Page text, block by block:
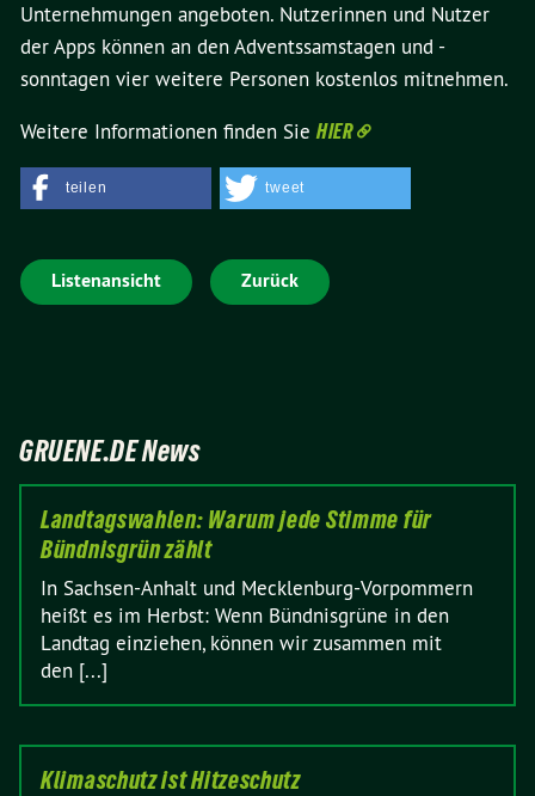
Unternehmungen angeboten. Nutzerinnen und Nutzer
der Apps können an den Adventssamstagen und -
sonntagen vier weitere Personen kostenlos mitnehmen.
Weitere Informationen finden SieHIER
teilen tweet
Listenansicht Zurück
GRUENE.DE News
Landtagswahlen: Warum jede Stimme für
Bündnisgrün zählt
In Sachsen-Anhalt und Mecklenburg-Vorpommern
heißt es im Herbst: Wenn Bündnisgrüne in den
Landtag einziehen, können wir zusammen mit
den [...]
Klimaschutz ist Hitzeschutz